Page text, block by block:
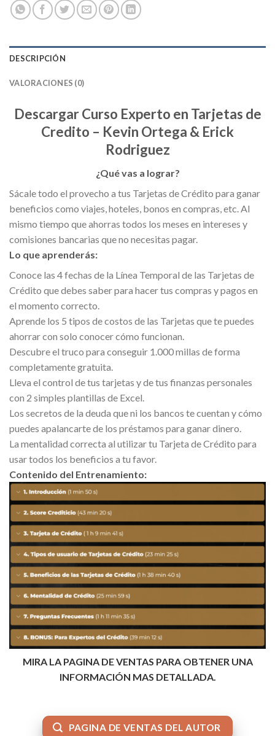
DESCRIPCIÓN
VALORACIONES (0)
Descargar Curso Experto en Tarjetas de
Credito – Kevin Ortega & Erick
Rodriguez
¿Qué vas a lograr?
Sácale todo el provecho a tus Tarjetas de Crédito para ganar
beneficios como viajes, hoteles, bonos en compras, etc. Al
mismo tiempo que ahorras todos los meses en intereses y
comisiones bancarias que no necesitas pagar.
Lo que aprenderás:
Conoce las 4 fechas de la Línea Temporal de las Tarjetas de
Crédito que debes saber para hacer tus compras y pagos en
el momento correcto.
Aprende los 5 tipos de costos de las Tarjetas que te puedes
ahorrar con solo conocer cómo funcionan.
Descubre el truco para conseguir 1.000 millas de forma
completamente gratuita.
Lleva el control de tus tarjetas y de tus finanzas personales
con 2 simples plantillas de Excel.
Los secretos de la deuda que ni los bancos te cuentan y cómo
puedes apalancarte de los préstamos para ganar dinero.
La mentalidad correcta al utilizar tu Tarjeta de Crédito para
usar todos los beneficios a tu favor.
Contenido del Entrenamiento:
MIRA LA PAGINA DE VENTAS PARA OBTENER UNA
INFORMACIÓN MAS DETALLADA.
PAGINA DE VENTAS DEL AUTOR